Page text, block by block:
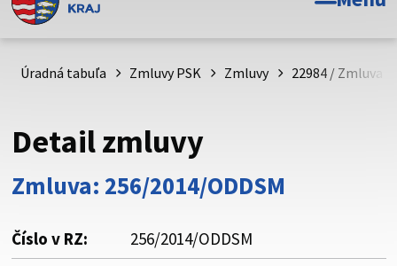
Toto je oficiálna webová stránka Prešovského
psk.sk.
Buďte pozorní a vždy sa uistite, že zdieľate informácie iba
cez zabezpečenú webovú stránku. Zabezpečená stránka
vždy začína https:// pred názvom domény webového sídla.
Úradná tabuľa Zmluvy PSK Zmluvy 22984 / Zmluva
Detail zmluvy
Zmluva: 256/2014/ODDSM
Číslo v RZ:
256/2014/ODDSM